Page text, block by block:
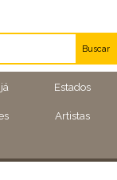
Estados
Artistas
Buscar
Artistas
Eventos